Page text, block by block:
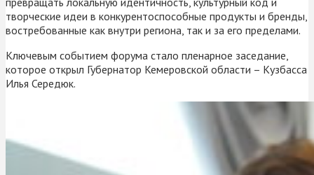
творческие идеи в конкурентоспособные продукты и бренды,
востребованные как внутри региона, так и за его пределами.
Ключевым событием форума стало пленарное заседание,
которое открыл Губернатор Кемеровской области – Кузбасса
Илья Середюк.